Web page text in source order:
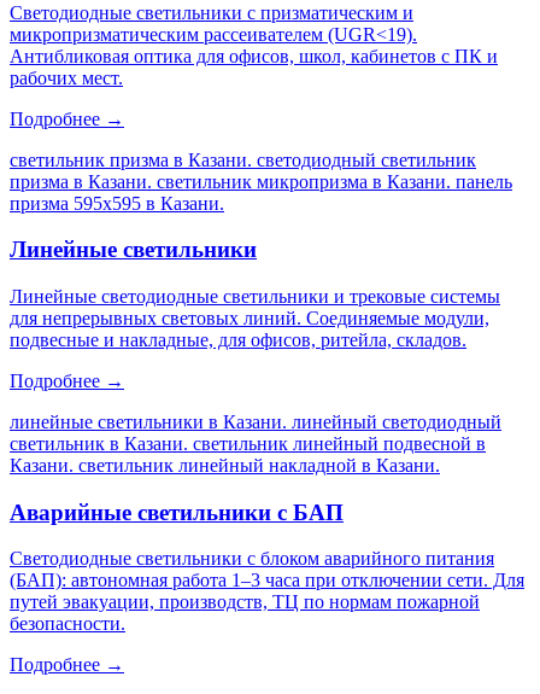
Светодиодные светильники с призматическим и
микропризматическим рассеивателем (UGR<19).
Антибликовая оптика для офисов, школ, кабинетов с ПК и
рабочих мест.
Подробнее →
светильник призма в Казани. светодиодный светильник
призма в Казани. светильник микропризма в Казани. панель
призма 595х595 в Казани.
Линейные светильники
Линейные светодиодные светильники и трековые системы
для непрерывных световых линий. Соединяемые модули,
подвесные и накладные, для офисов, ритейла, складов.
Подробнее →
линейные светильники в Казани. линейный светодиодный
светильник в Казани. светильник линейный подвесной в
Казани. светильник линейный накладной в Казани.
Аварийные светильники с БАП
Светодиодные светильники с блоком аварийного питания
(БАП): автономная работа 1–3 часа при отключении сети. Для
путей эвакуации, производств, ТЦ по нормам пожарной
безопасности.
Подробнее →